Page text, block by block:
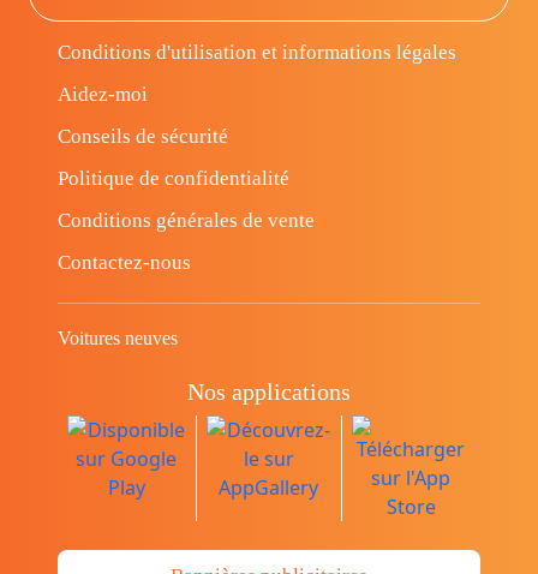
Conditions d'utilisation et informations légales
Aidez-moi
Conseils de sécurité
Politique de confidentialité
Conditions générales de vente
Contactez-nous
Voitures neuves
Nos applications